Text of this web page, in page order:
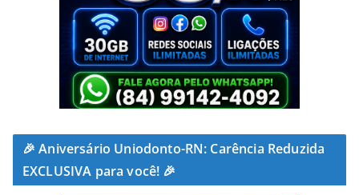
🎉 Aniversário Uniodonto-RN: Carência Reduzida
EXCLUSIVA para você! 🎉